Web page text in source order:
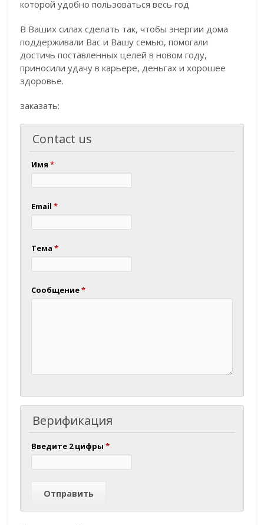
которой удобно пользоваться весь год
В Ваших силах сделать так, чтобы энергии дома
поддерживали Вас и Вашу семью, помогали
достичь поставленных целей в новом году,
приносили удачу в карьере, деньгах и хорошее
здоровье.
заказать:
Contact us
Имя *
Email *
Тема *
Сообщение*
Верификация
Введите 2 цифры *